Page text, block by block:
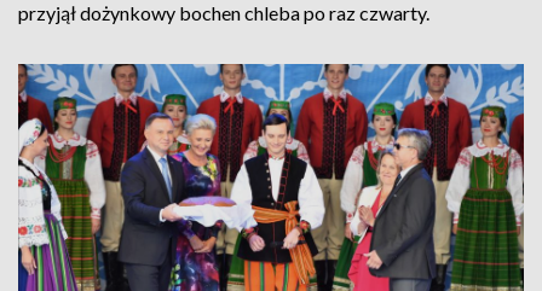
przyjął dożynkowy bochen chleba po raz czwarty.